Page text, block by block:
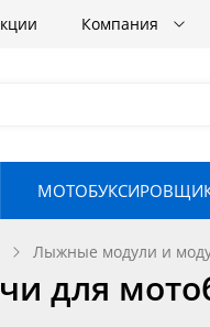
Компания
Лыжные модули и
для